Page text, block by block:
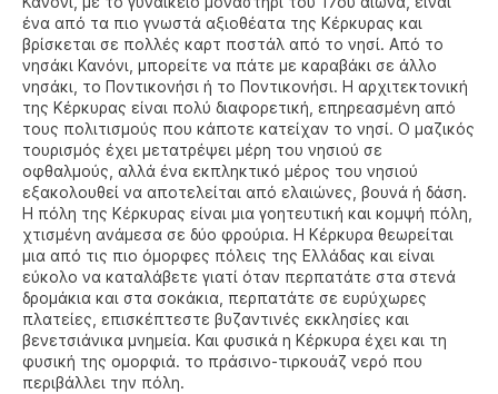
ένα από τα πιο γνωστά αξιοθέατα της Κέρκυρας και
βρίσκεται σε πολλές καρτ ποστάλ από το νησί. Από το
νησάκι Κανόνι, μπορείτε να πάτε με καραβάκι σε άλλο
νησάκι, το Ποντικονήσι ή το Ποντικονήσι. Η αρχιτεκτονική
της Κέρκυρας είναι πολύ διαφορετική, επηρεασμένη από
τους πολιτισμούς που κάποτε κατείχαν το νησί. Ο μαζικός
τουρισμός έχει μετατρέψει μέρη του νησιού σε
οφθαλμούς, αλλά ένα εκπληκτικό μέρος του νησιού
εξακολουθεί να αποτελείται από ελαιώνες, βουνά ή δάση.
Η πόλη της Κέρκυρας είναι μια γοητευτική και κομψή πόλη,
χτισμένη ανάμεσα σε δύο φρούρια. Η Κέρκυρα θεωρείται
μια από τις πιο όμορφες πόλεις της Ελλάδας και είναι
εύκολο να καταλάβετε γιατί όταν περπατάτε στα στενά
δρομάκια και στα σοκάκια, περπατάτε σε ευρύχωρες
πλατείες, επισκέπτεστε βυζαντινές εκκλησίες και
βενετσιάνικα μνημεία. Και φυσικά η Κέρκυρα έχει και τη
φυσική της ομορφιά. το πράσινο-τιρκουάζ νερό που
περιβάλλει την πόλη.